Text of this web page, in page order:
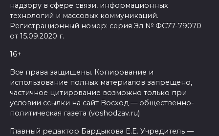
надзору в сфере связи, информационных
технологий и массовых коммуникаций.
Регистрационный номер: серия Эл № ФС77-79070
от 15.09.2020 г.
16+
Все права защищены. Копирование и
использование полных материалов запрещено,
частичное цитирование возможно только при
условии ссылки на сайт Восход — общественно-
политическая газета (voshodzav.ru)
Главный редактор Бардыкова Е.Е. Учредитель —